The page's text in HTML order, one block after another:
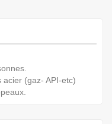
(gaz- API-etc)